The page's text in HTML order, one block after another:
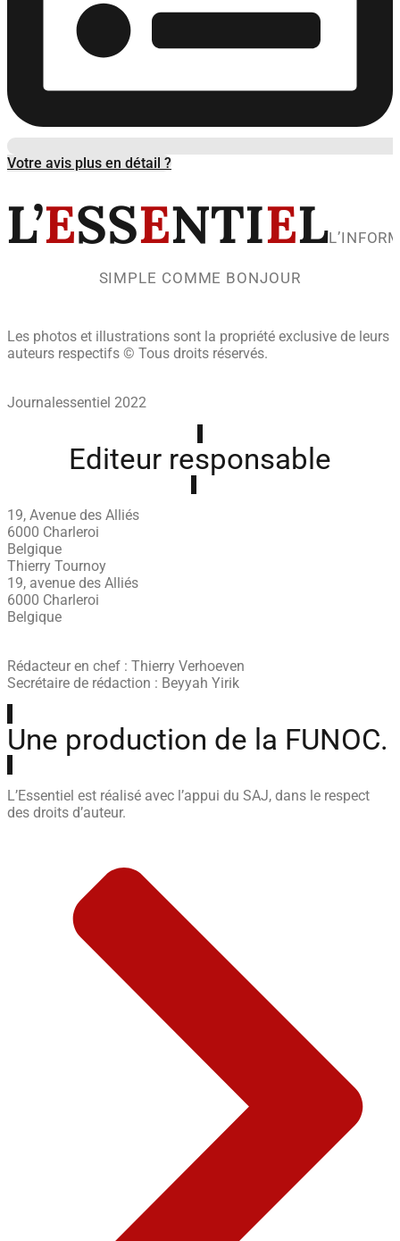
Votre avis plus en détail ?
L’ESSENTIEL
SIMPLE COMME BONJOUR
Les photos et illustrations sont la propriété exclusive de leurs
auteurs respectifs © Tous droits réservés.
Journalessentiel 2022
Editeur responsable
19, Avenue des Alliés
6000 Charleroi
Belgique
Thierry Tournoy
19, avenue des Alliés
6000 Charleroi
Belgique
Rédacteur en chef : Thierry Verhoeven
Secrétaire de rédaction : Beyyah Yirik
Une production de la FUNOC.
L’Essentiel est réalisé avec l’appui du SAJ, dans le respect
des droits d’auteur.